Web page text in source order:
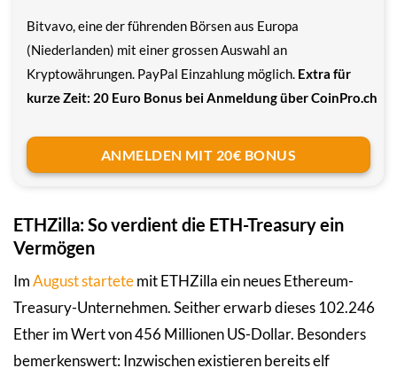
Bitvavo, eine der führenden Börsen aus Europa
(Niederlanden) mit einer grossen Auswahl an
Kryptowährungen. PayPal Einzahlung möglich. Extra für
kurze Zeit: 20 Euro Bonus bei Anmeldung über CoinPro.ch
ANMELDEN MIT 20€ BONUS
ETHZilla: So verdient die ETH-Treasury ein
Vermögen
ImAugust startetemit ETHZilla ein neues Ethereum-
Treasury-Unternehmen. Seither erwarb dieses 102.246
Ether im Wert von 456 Millionen US-Dollar. Besonders
bemerkenswert: Inzwischen existieren bereits elf